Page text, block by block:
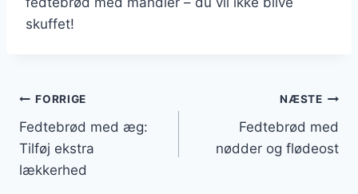
skuffet!
Indlægsnavigation
FORRIGE
Fedtebrød med æg:
Tilføj ekstra
lækkerhed
NÆSTE
Fedtebrød med
nødder og flødeost